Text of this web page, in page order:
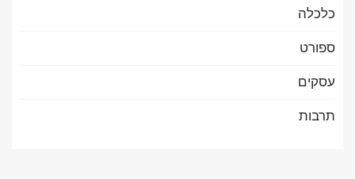
כלכלה
ספורט
עסקים
תרבות